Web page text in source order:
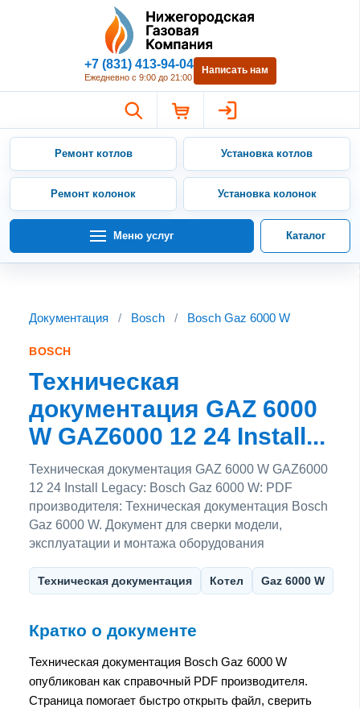
Нижегородская Газовая
+7 (831) 413-94-04
Ежедневно с 9:00 до 21:00
Написать нам
Ремонт котлов Установка котлов
Ремонт колонок Установка колонок
Меню услуг Каталог
Документация / Bosch / Bosch Gaz 6000 W
BOSCH
Техническая
документация GAZ 6000
W GAZ6000 12 24 Install...
Техническая документация GAZ 6000 W GAZ6000
12 24 Install Legacy: Bosch Gaz 6000 W: PDF
производителя: Техническая документация Bosch
Gaz 6000 W. Документ для сверки модели,
эксплуатации и монтажа оборудования
Техническая документация Котел Gaz 6000 W
Кратко о документе
Техническая документация Bosch Gaz 6000 W
опубликован как справочный PDF производителя.
Страница помогает быстро открыть файл, сверить